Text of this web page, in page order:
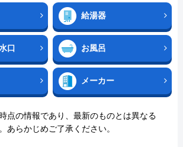
給湯器
口 お風呂
メーカー
点の情報であり、最新のものとは異なる
あらかじめご了承ください。